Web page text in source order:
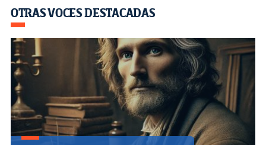
OTRAS VOCES DESTACADAS